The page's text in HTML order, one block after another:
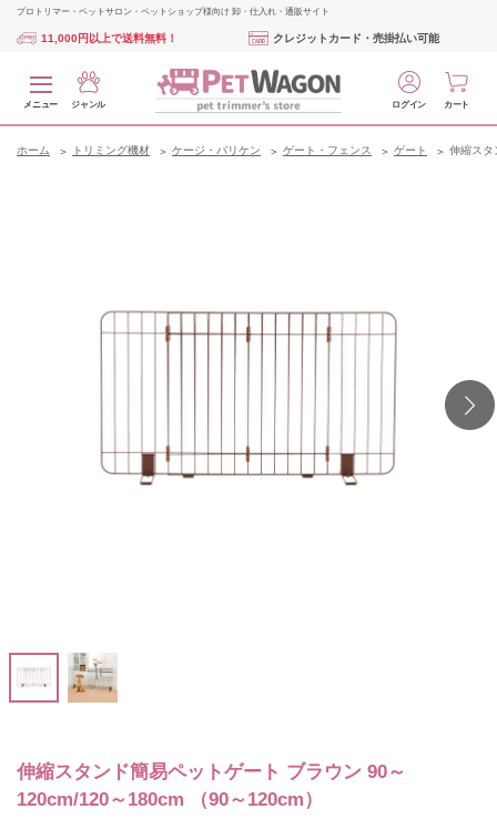
プロトリマー・ペットサロン・ペットショップ様向け 卸・仕入れ・通販サイト
11,000円以上で送料無料！ クレジットカード・売掛払い可能
メニュー ジャンル ログイン カート
ホーム トリミング機材 ケージ・バリケン ゲート・フェンス ゲート 伸縮スタ
伸縮スタンド簡易ペットゲート ブラウン 90～
120cm/120～180cm （90～120cm）